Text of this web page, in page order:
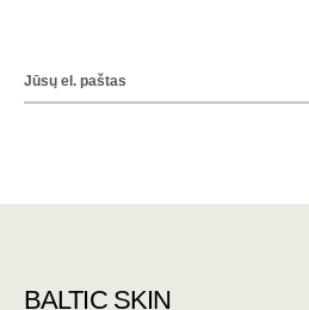
BALTIC SKIN